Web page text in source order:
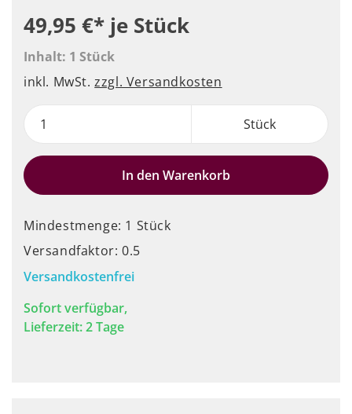
49,95 €* je Stück
Inhalt: 1 Stück
inkl. MwSt.zzgl. Versandkosten
Stück
In den Warenkorb
Mindestmenge: 1 Stück
Versandfaktor: 0.5
Versandkostenfrei
Sofort verfügbar,
Lieferzeit: 2 Tage